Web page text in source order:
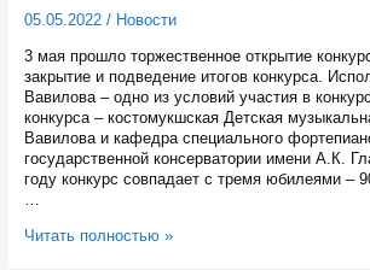
05.05.2022/ Новости
3 мая прошло торжественное открытие
закрытие и подведение итогов конкурса.
Вавилова – одно из условий участия в
конкурса – костомукшская Детская
Вавилова и кафедра специального
государственной консерватории имени А.К.
году конкурс совпадает с тремя юбилеями –
…
В
Читать полностью »